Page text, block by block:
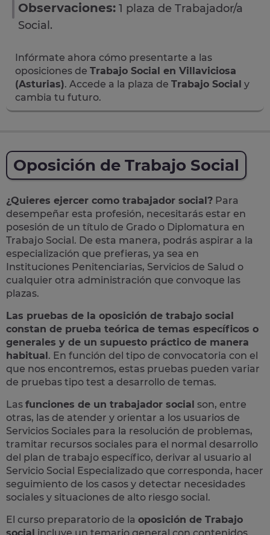
Observaciones: 1 plaza de Trabajador/a
Social.
Infórmate ahora cómo presentarte a las
oposiciones de Trabajo Social en Villaviciosa
(Asturias). Accede a la plaza de Trabajo Social y
cambia tu futuro.
Oposición de Trabajo Social
¿Quieres ejercer como trabajador social? Para
desempeñar esta profesión, necesitarás estar en
posesión de un título de Grado o Diplomatura en
Trabajo Social. De esta manera, podrás aspirar a la
especialización que prefieras, ya sea en
Instituciones Penitenciarias, Servicios de Salud o
cualquier otra administración que convoque las
plazas.
Las pruebas de la oposición de trabajo social
constan de prueba teórica de temas específicos o
generales y de un supuesto práctico de manera
habitual. En función del tipo de convocatoria con el
que nos encontremos, estas pruebas pueden variar
de pruebas tipo test a desarrollo de temas.
Las funciones de un trabajador social son, entre
otras, las de atender y orientar a los usuarios de
Servicios Sociales para la resolución de problemas,
tramitar recursos sociales para el normal desarrollo
del plan de trabajo específico, derivar al usuario al
Servicio Social Especializado que corresponda, hacer
seguimiento de los casos y detectar necesidades
sociales y situaciones de alto riesgo social.
El curso preparatorio de la oposición de Trabajo